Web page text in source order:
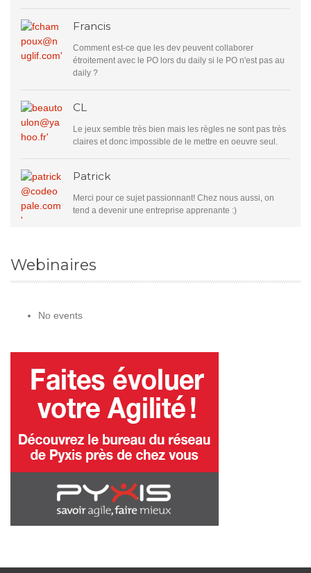
Francis
Comment est-ce que les dev peuvent collaborer
étroitement avec le PO lors du daily si le PO n'est pas au
daily ?
CL
Le jeux semble très bien mais les règles ne sont pas très
claires et donc impossible de le mettre en oeuvre seul.
Patrick
Merci pour ce sujet passionnant! Chez nous aussi, on
tend a devenir une entreprise apprenante :)
Webinaires
No events